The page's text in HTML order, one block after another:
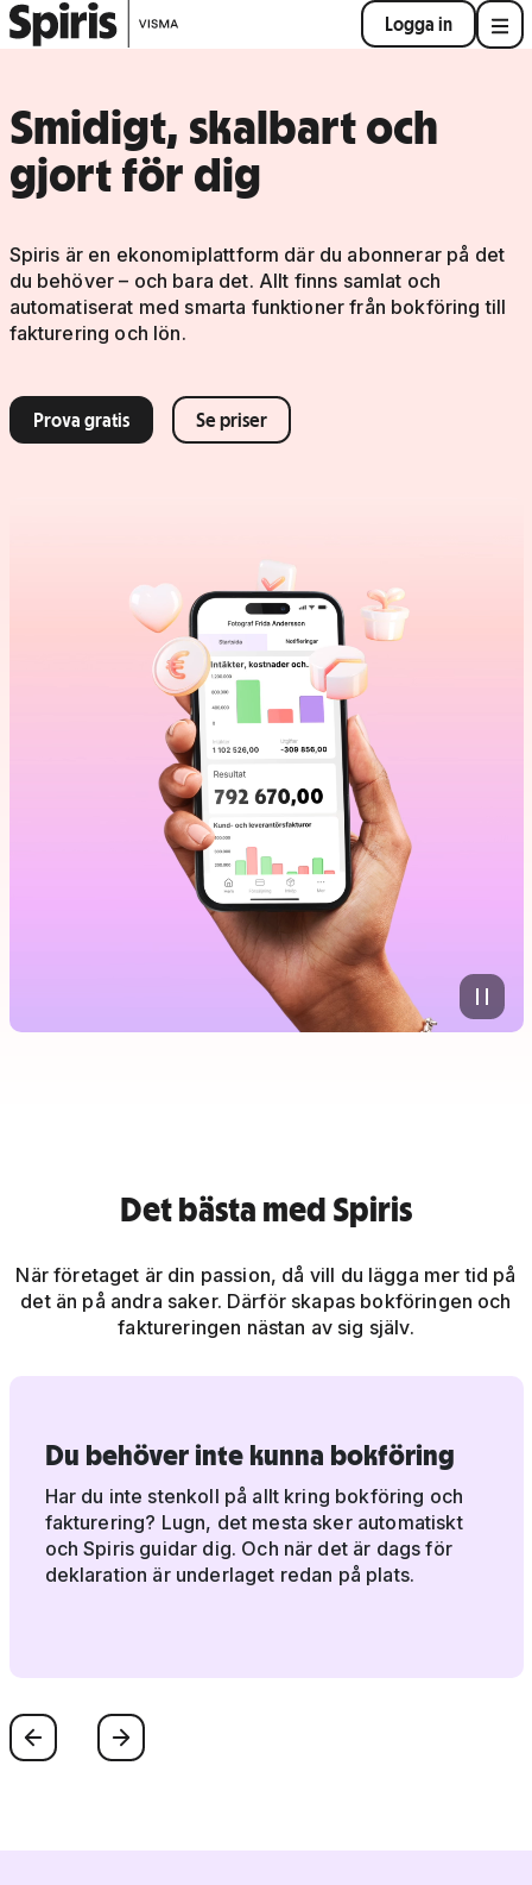
Logga in
Smidigt, skalbart och
gjort för dig
Spiris är en ekonomiplattform där du abonnerar på det
du behöver – och bara det. Allt finns samlat och
automatiserat med smarta funktioner från bokföring till
fakturering och lön.
Prova gratis Se priser
Det bästa med Spiris
När företaget är din passion, då vill du lägga mer tid på
det än på andra saker. Därför skapas bokföringen och
faktureringen nästan av sig själv.
Du behöver inte kunna bokföring
Har du inte stenkoll på allt kring bokföring och
fakturering? Lugn, det mesta sker automatiskt
och Spiris guidar dig. Och när det är dags för
deklaration är underlaget redan på plats.
FöregåendeNästa